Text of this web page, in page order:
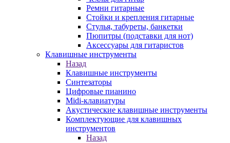
Ремни гитарные
Стойки и крепления гитарные
Стулья, табуреты, банкетки
Пюпитры (подставки для нот)
Аксессуары для гитаристов
Клавишные инструменты
Назад
Клавишные инструменты
Синтезаторы
Цифровые пианино
Midi-клавиатуры
Акустические клавишные инструменты
Комплектующие для клавишных
инструментов
Назад